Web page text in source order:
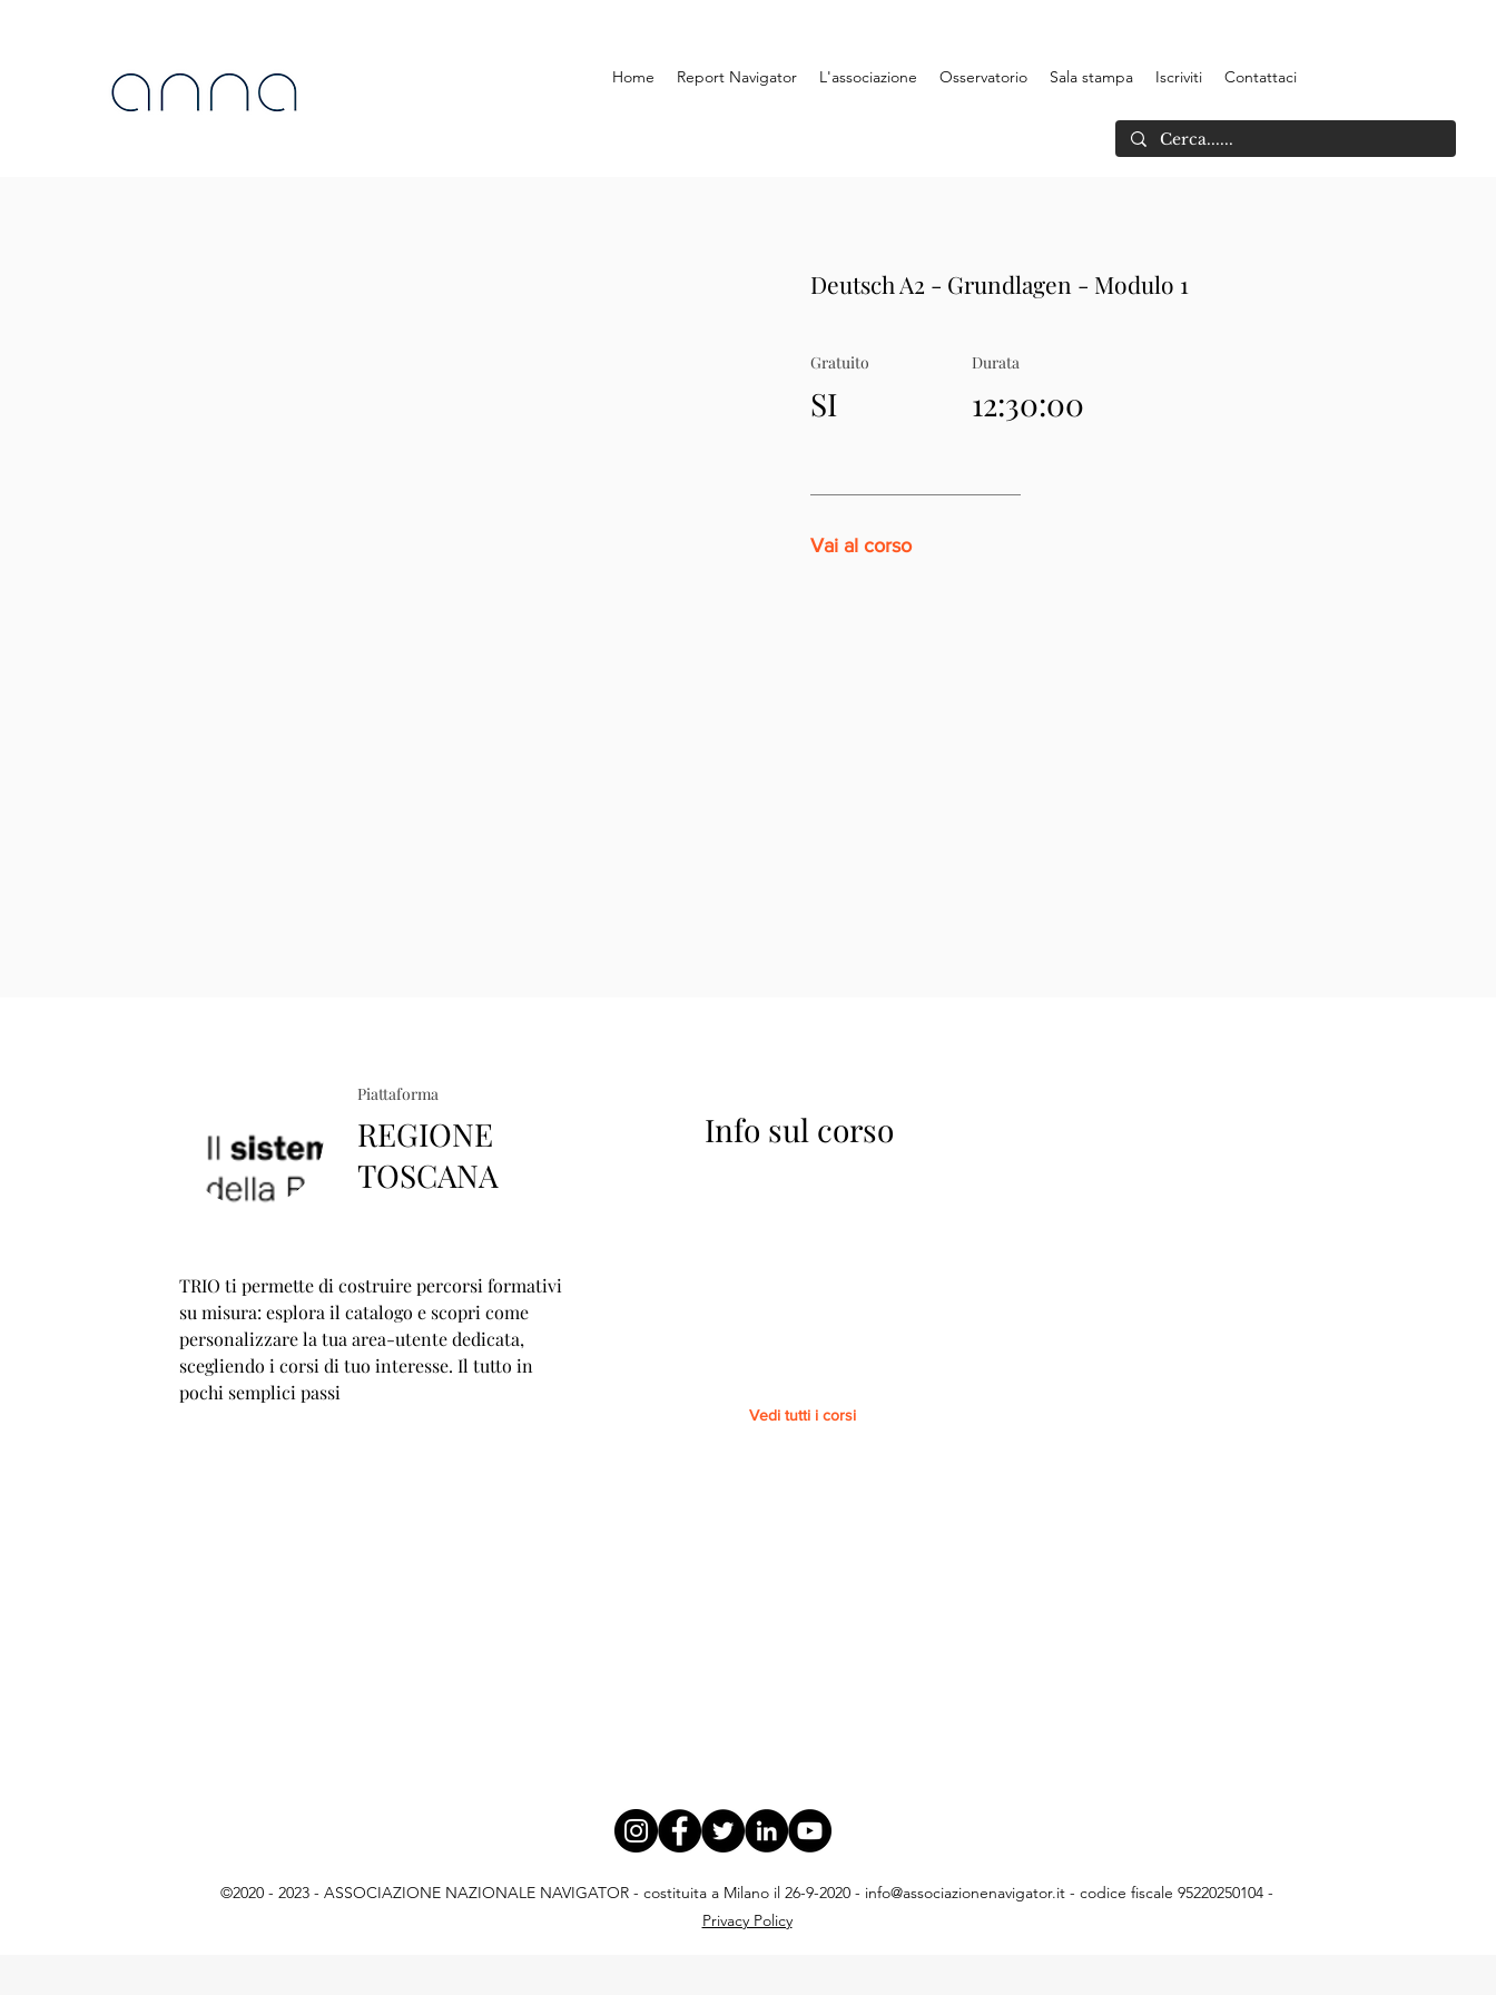
Home Report Navigator L'associazione Osservatorio Sala stampa Iscriviti Contattaci
Deutsch A2 - Grundlagen - Modulo 1
Gratuito
SI
Durata
12:30:00
Vai al corso
Piattaforma
REGIONE
TOSCANA
TRIO ti permette di costruire percorsi formativi
su misura: esplora il catalogo e scopri come
personalizzare la tua area-utente dedicata,
scegliendo i corsi di tuo interesse. Il tutto in
pochi semplici passi
Info sul corso
Vedi tutti i corsi
©2020 - 2023 - ASSOCIAZIONE NAZIONALE NAVIGATOR - costituita a Milano il 26-9-2020 - info@associazionenavigator.it - codice fiscale 95220250104 -
Privacy Policy